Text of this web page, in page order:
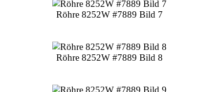
Röhre 8252W #7889 Bild 7
Röhre 8252W #7889 Bild 8